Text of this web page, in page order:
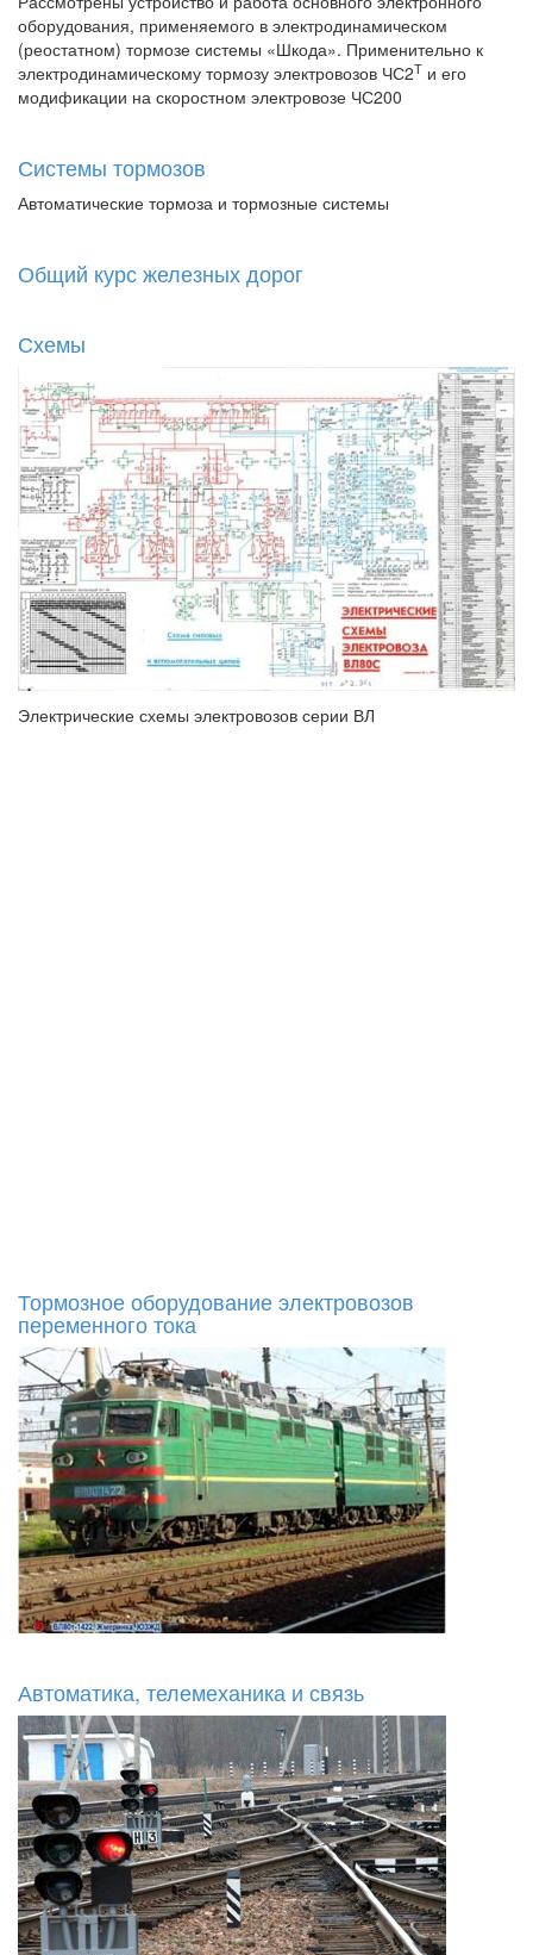
оборудования, применяемого в электродинамическом
(реостатном) тормозе системы «Шкода». Применительно к
электродинамическому тормозу электровозов ЧС2Т и его
модификации на скоростном электровозе ЧС200
Системы тормозов
Автоматические тормоза и тормозные системы
Общий курс железных дорог
Схемы
Электрические схемы электровозов серии ВЛ
Тормозное оборудование электровозов
переменного тока
Автоматика, телемеханика и связь